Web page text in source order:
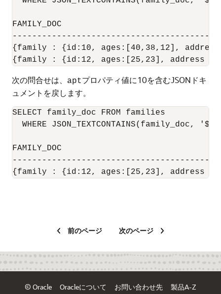
FAMILY_DOC
{family : {id:10, ages:[40,38,12],
次の問合せは、 aptプロパティ値に10を含むJSONドキ
ュメントを戻します。
SELECT family_doc FROM families
WHERE JSON_TEXTCONTAINS(family_doc,
FAMILY_DOC
{family : {id:12, ages:[25,23], address
前のページ 次のページ
© Oracle Oracleについて お問い合わせ先 製品A-Z